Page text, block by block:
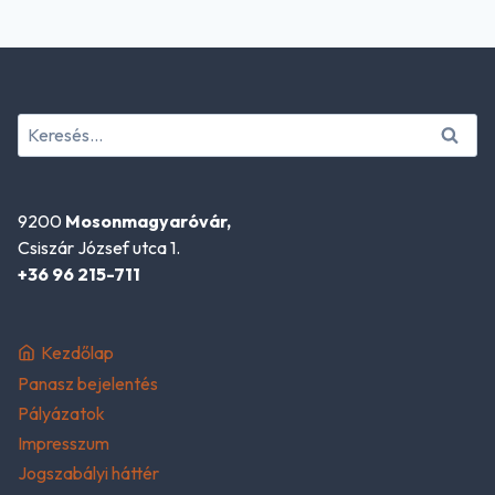
Keresés:
9200 Mosonmagyaróvár,
Csiszár József utca 1.
+36 96 215-711
Kezdőlap
Panasz bejelentés
Pályázatok
Impresszum
Jogszabályi háttér